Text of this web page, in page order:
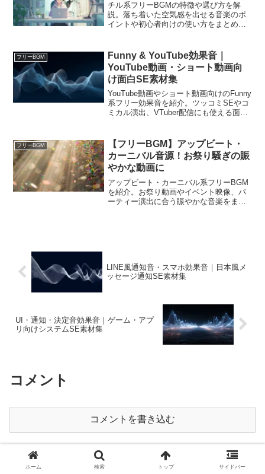
チル系フリーBGMの特徴や選び方を解
説。落ち着いた空気感を出せる音楽のポ
イントや初心者向けの使い方をまとめま
フリーBGM
Funny & YouTube効果音｜
YouTube動画・ショート動画向
け面白SE素材集
YouTube動画やショート動画向けのFunny
系フリー効果音を紹介。ツッコミSEやコ
ミカル演出、VTuber配信にも使える面白
フリーBGM
【フリーBGM】アップビート・
カーニバル音源！お祭り騒ぎの賑
やかな動画に
アップビート・カーニバル系フリーBGM
を紹介。お祭り動画やイベント映像、パ
ーティー演出に合う賑やかな音楽をまと
LINE風通知音・スマホ効果音｜日本風メ
ッセージ通知SE素材集
UI・通知・決定音効果音｜ゲーム・アプ
リ向けシステムSE素材集
コメント
コメントを書き込む
ホーム フリーBGM
ホーム 検索 トップ サイドバー